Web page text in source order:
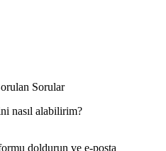
Sorular
nasıl alabilirim?
doldurun ve e-posta